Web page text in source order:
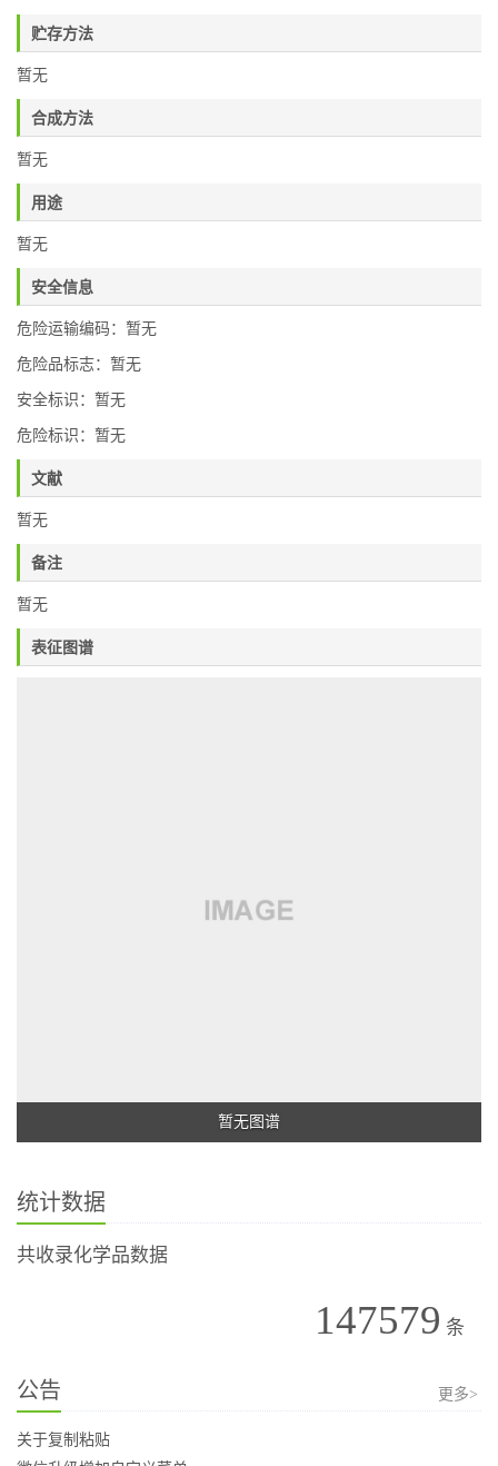
贮存方法
暂无
合成方法
暂无
用途
暂无
安全信息
危险运输编码：暂无
危险品标志：暂无
安全标识：暂无
危险标识：暂无
文献
暂无
备注
暂无
表征图谱
暂无图谱
统计数据
共收录化学品数据
147579 条
公告 更多>
关于复制粘贴